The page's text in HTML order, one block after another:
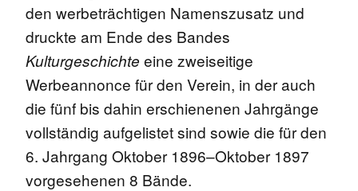
den werbeträchtigen Namenszusatz und
druckte am Ende des Bandes
Kulturgeschichte eine zweiseitige
Werbeannonce für den Verein, in der auch
die fünf bis dahin erschienenen Jahrgänge
vollständig aufgelistet sind sowie die für den
6. Jahrgang Oktober 1896–Oktober 1897
vorgesehenen 8 Bände.